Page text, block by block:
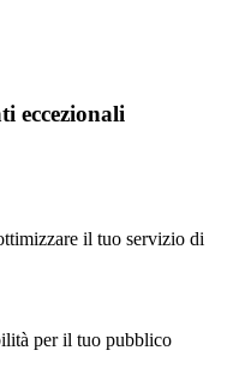
eccezionali
il tuo servizio di
per il tuo pubblico